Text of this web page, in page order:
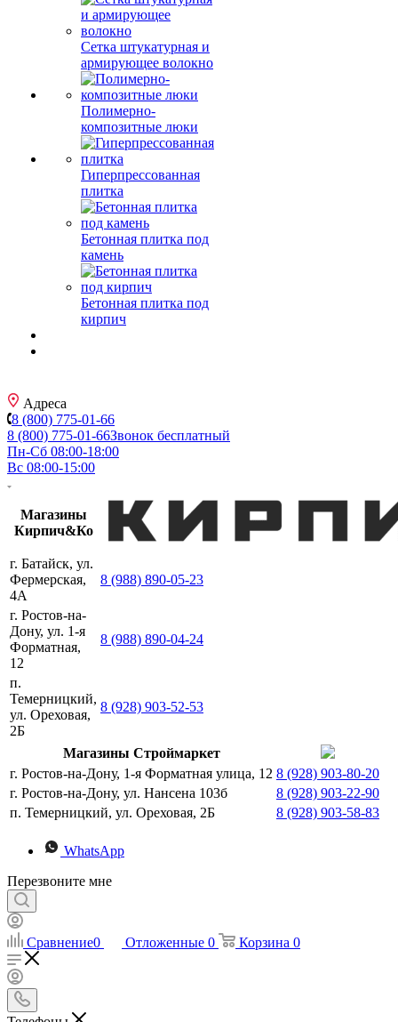
Сетка штукатурная и
армирующее волокно
Полимерно-
композитные люки
Гиперпрессованная
плитка
Бетонная плитка под
камень
Бетонная плитка под
кирпич
Адреса
8 (800) 775-01-66
8 (800) 775-01-66Звонок бесплатный
Пн-Сб 08:00-18:00
Вс 08:00-15:00
Магазины
Кирпич&Ко
г. Батайск, ул.
Фермерская,
4А
8 (988) 890-05-23
г. Ростов-на-
Дону, ул. 1-я
Форматная,
12
8 (988) 890-04-24
п.
Темерницкий,
ул. Ореховая,
2Б
8 (928) 903-52-53
Магазины Строймаркет
г. Ростов-на-Дону, 1-я Форматная улица, 12 8 (928) 903-80-20
г. Ростов-на-Дону, ул. Нансена 103б
8 (928) 903-22-90
п. Темерницкий, ул. Ореховая, 2Б
8 (928) 903-58-83
WhatsApp
Перезвоните мне
Сравнение0 Отложенные 0 Корзина 0